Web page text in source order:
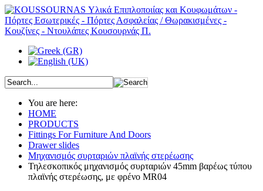
You are here:
HOME
PRODUCTS
Fittings For Furniture And Doors
Drawer slides
Μηχανισμός συρταριών πλαϊνής στερέωσης
Τηλεσκοπικός μηχανισμός συρταριών 45mm βαρέως τύπου
πλαϊνής στερέωσης, με φρένο MR04